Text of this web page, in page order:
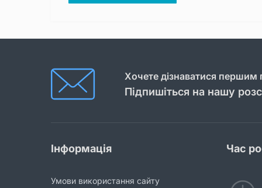
Хочете дізнаватися першим
Підпишіться на нашу
Інформація
Умови використання сайту
Час